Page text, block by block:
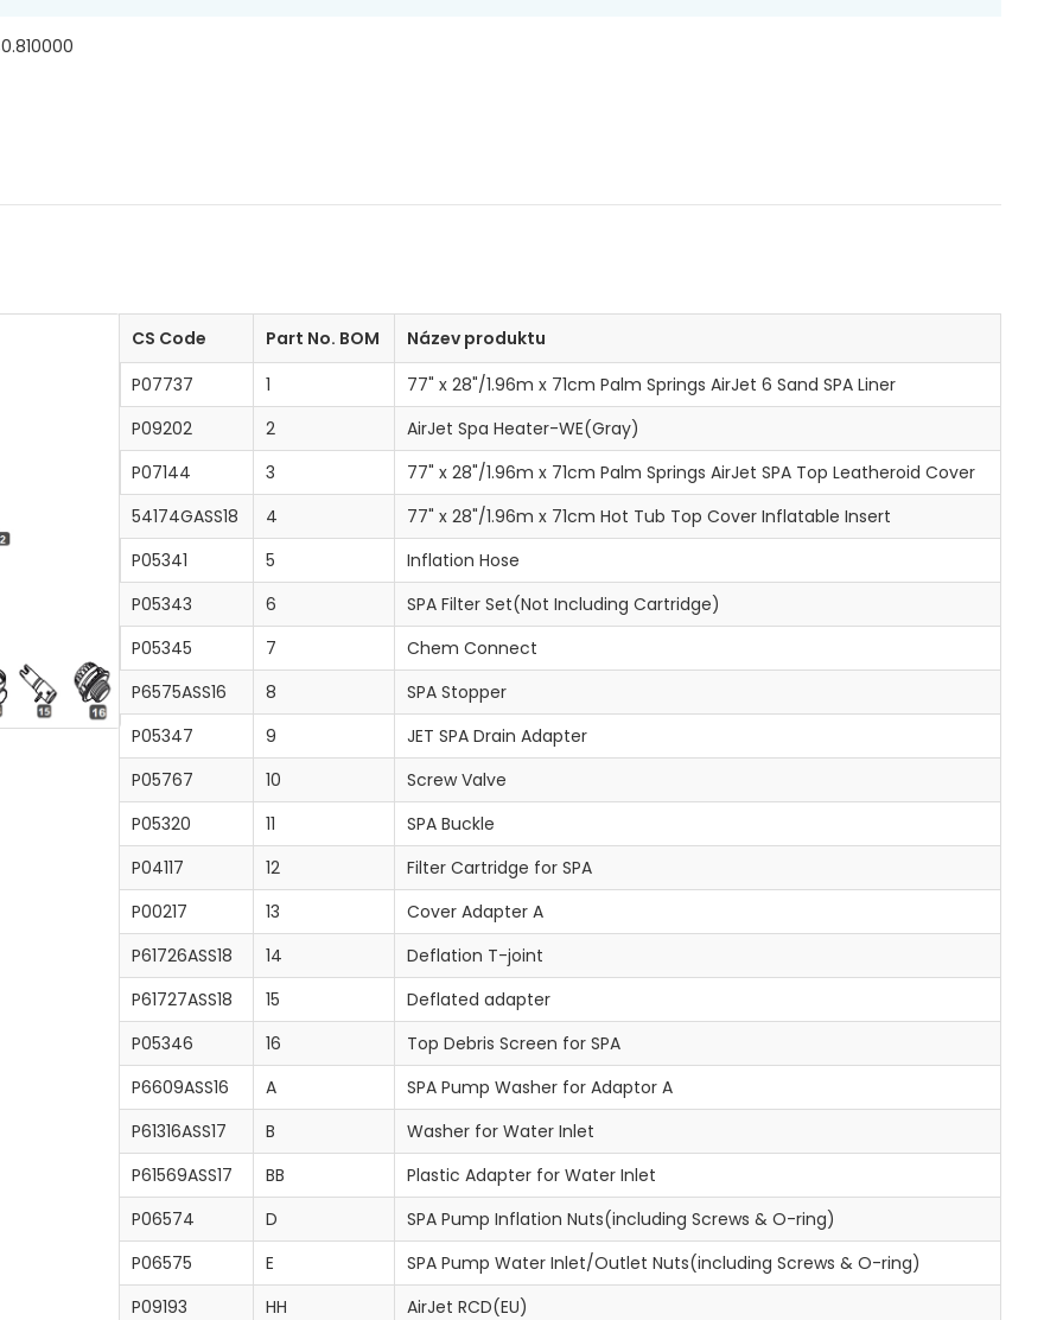
CS Code Part No. BOM
Název produktu
P07737
1
77" x 28"/1.96m x 71cm Palm Springs AirJet 6 Sand SPA Liner
P09202
2
AirJet Spa Heater-WE(Gray)
P07144
3
77" x 28"/1.96m x 71cm Palm Springs AirJet SPA Top Leatheroid Cover
54174GASS18
4
77" x 28"/1.96m x 71cm Hot Tub Top Cover Inflatable Insert
P05341
5
Inflation Hose
P05343
6
SPA Filter Set(Not Including Cartridge)
P05345
7
Chem Connect
P6575ASS16
8
SPA Stopper
P05347
9
JET SPA Drain Adapter
P05767
10
Screw Valve
P05320
11
SPA Buckle
P04117
12
Filter Cartridge for SPA
P00217
13
Cover Adapter A
P61726ASS18
14
Deflation T-joint
P61727ASS18
15
Deflated adapter
P05346
16
Top Debris Screen for SPA
P6609ASS16
A
SPA Pump Washer for Adaptor A
P61316ASS17
B
Washer for Water Inlet
P61569ASS17
BB
Plastic Adapter for Water Inlet
P06574
D
SPA Pump Inflation Nuts(including Screws & O-ring)
P06575
E
SPA Pump Water Inlet/Outlet Nuts(including Screws & O-ring)
P09193
HH
AirJet RCD(EU)